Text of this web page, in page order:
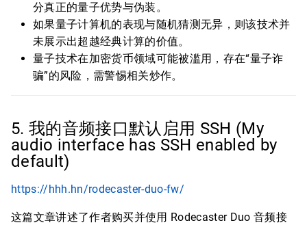
分真正的量子优势与伪装。
如果量子计算机的表现与随机猜测无异，则该技术并
未展示出超越经典计算的价值。
量子技术在加密货币领域可能被滥用，存在“量子诈
骗”的风险，需警惕相关炒作。
5. 我的音频接口默认启用 SSH (My
audio interface has SSH enabled by
default)
https://hhh.hn/rodecaster-duo-fw/
这篇文章讲述了作者购买并使用 Rodecaster Duo 音频接